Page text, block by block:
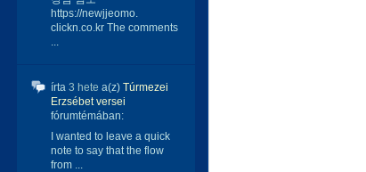
https://newjjeomo.
clickn.co.kr The comments
...
írta 3 hete a(z) Túrmezei
Erzsébet versei
fórumtémában:
I wanted to leave a quick
note to say that the flow
from ...